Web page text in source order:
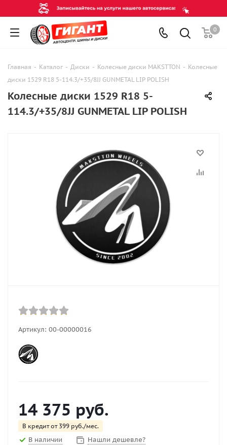
0
Главная - Каталог - Диски - Колесные диски MAKSTTON - Колесные
диски 1529 R18 5-114.3/+35/8JJ GUNMETAL LIP POLISH
Колесные диски 1529 R18 5-
114.3/+35/8JJ GUNMETAL LIP POLISH
Артикул: 00-00000016
14 375 руб.
В кредит от 399 руб./мес.
В наличии Нашли дешевле?